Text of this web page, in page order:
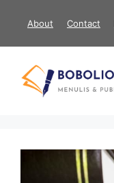
About Contact